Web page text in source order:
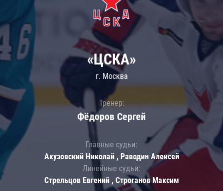
«ЦСКА»
г. Москва
Тренер:
Фёдоров Сергей
Главные судьи:
Акузовский Николай , Раводин Алексей
Линейные судьи:
Стрельцов Евгений , Строганов Максим